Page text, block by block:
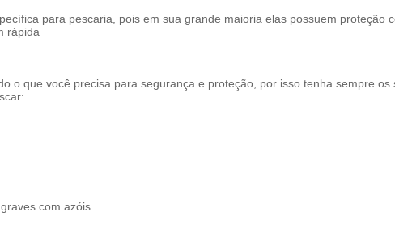
para pescaria , pois em sua grande maioria elas possuem proteção
rápida
o que você precisa para segurança e proteção, por isso tenha sempre os
com azóis